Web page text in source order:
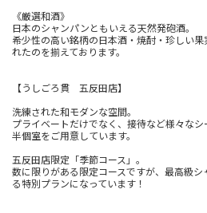
《厳選和酒》
日本のシャンパンともいえる天然発砲酒。
希少性の高い銘柄の日本酒・焼酎・珍しい
れたのを揃えております。
【うしごろ貫 五反田店】
洗練された和モダンな空間。
プライベートだけでなく、接待など様々な
半個室をご用意しています。
五反田店限定「季節コース」。
数に限りがある限定コースですが、最高級
る特別プランになっています！